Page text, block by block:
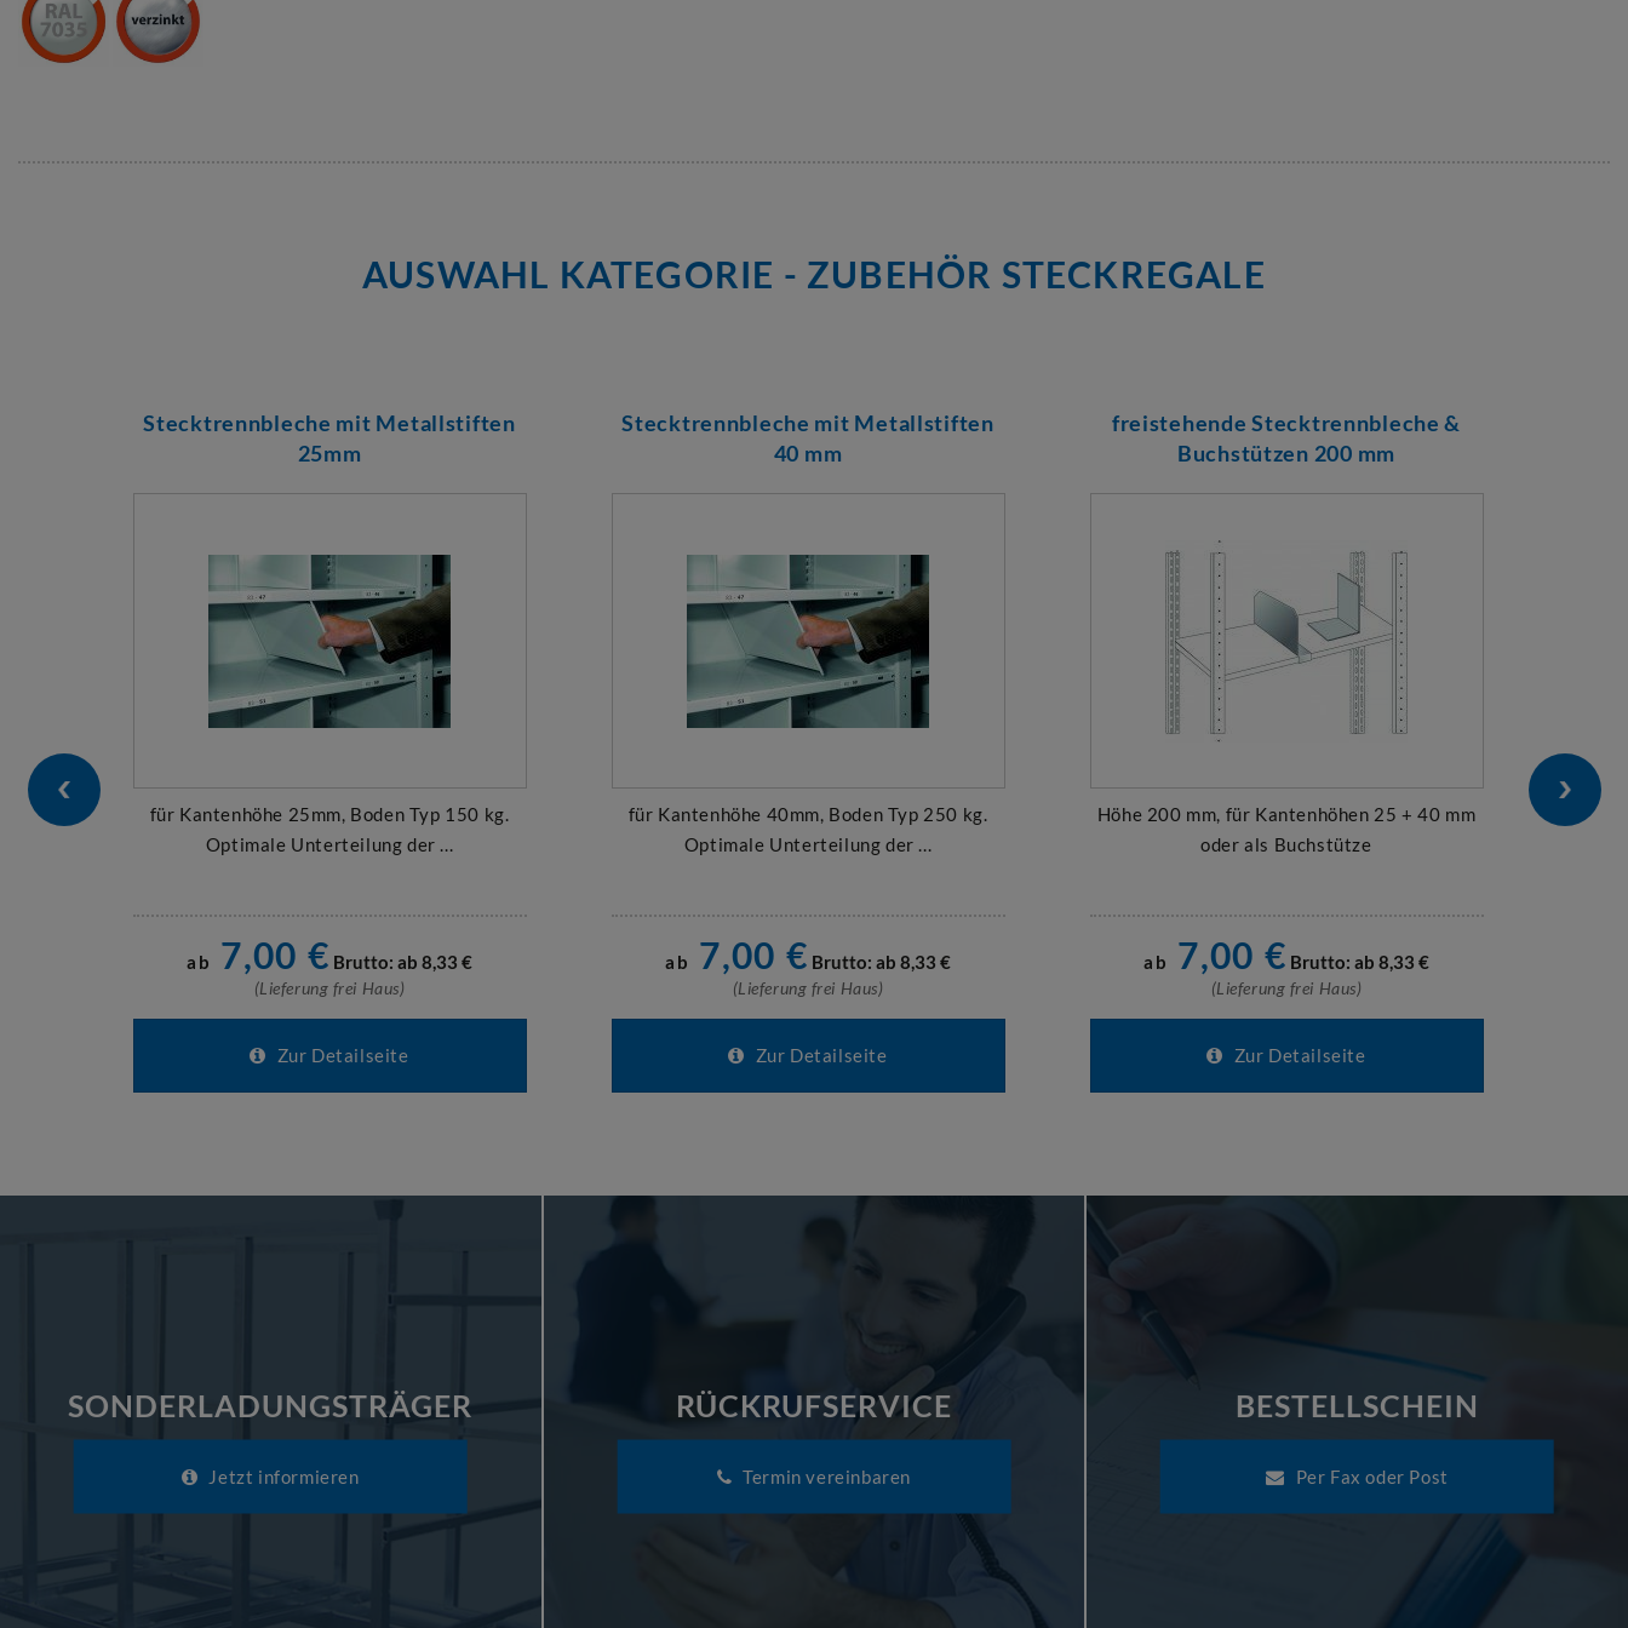
AUSWAHL KATEGORIE - ZUBEHÖR STECKREGALE
Stecktrennbleche mit Metallstiften
25mm
für Kantenhöhe 25mm, Boden Typ 150 kg.
Optimale Unterteilung der ...
ab 7,00 € Brutto: ab 8,33 €
(Lieferung frei Haus)
Zur Detailseite
Stecktrennbleche mit Metallstiften
40 mm
für Kantenhöhe 40mm, Boden Typ 250 kg.
Optimale Unterteilung der ...
ab 7,00 € Brutto: ab 8,33 €
(Lieferung frei Haus)
Zur Detailseite
freistehende Stecktrennbleche &
Buchstützen 200 mm
Höhe 200 mm, für Kantenhöhen 25 + 40 mm
oder als Buchstütze
ab 7,00 € Brutto: ab 8,33 €
(Lieferung frei Haus)
Zur Detailseite
SONDERLADUNGSTRÄGER
Jetzt informieren
RÜCKRUFSERVICE
Termin vereinbaren
BESTELLSCHEIN
Per Fax oder Post